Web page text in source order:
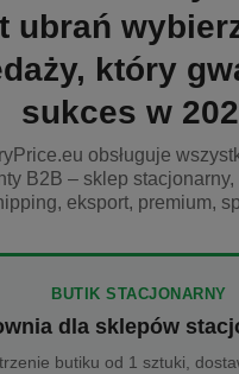
ubrań
który
sukces w
obsługuje
B2B – sklep stacjonarny,
eksport, premium,
BUTIK STACJONARNY
dla sklepów
butiku od 1 sztuki,